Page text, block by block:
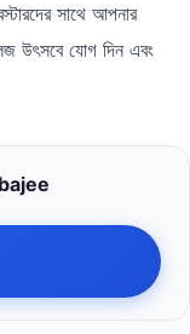
সাথে আপনার
উৎসবে যোগ দিন এবং